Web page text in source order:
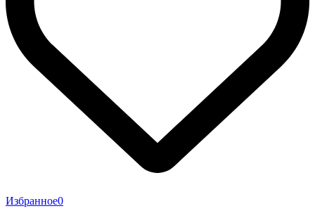
Избранное0